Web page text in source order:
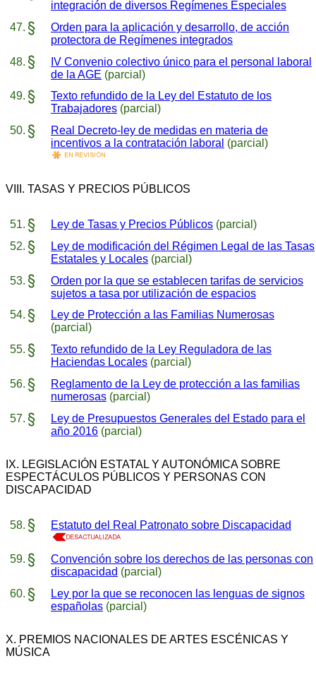
integración de diversos Regímenes Especiales
Orden para la aplicación y desarrollo, de acción
protectora de Regímenes integrados
IV Convenio colectivo único para el personal laboral
de la AGE (parcial)
Texto refundido de la Ley del Estatuto de los
Trabajadores (parcial)
Real Decreto-ley de medidas en materia de
incentivos a la contratación laboral (parcial)
VIII. TASAS Y PRECIOS PÚBLICOS
Ley de Tasas y Precios Públicos (parcial)
Ley de modificación del Régimen Legal de las Tasas
Estatales y Locales (parcial)
Orden por la que se establecen tarifas de servicios
sujetos a tasa por utilización de espacios
Ley de Protección a las Familias Numerosas
(parcial)
Texto refundido de la Ley Reguladora de las
Haciendas Locales (parcial)
Reglamento de la Ley de protección a las familias
numerosas (parcial)
Ley de Presupuestos Generales del Estado para el
año 2016 (parcial)
IX. LEGISLACIÓN ESTATAL Y AUTONÓMICA SOBRE
ESPECTÁCULOS PÚBLICOS Y PERSONAS CON
DISCAPACIDAD
Estatuto del Real Patronato sobre Discapacidad
Convención sobre los derechos de las personas con
discapacidad (parcial)
Ley por la que se reconocen las lenguas de signos
españolas (parcial)
X. PREMIOS NACIONALES DE ARTES ESCÉNICAS Y
MÚSICA